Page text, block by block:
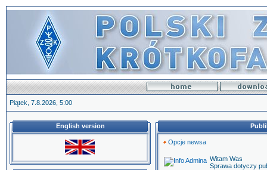
Piątek, 7.8.2026, 5:00
English version
Opcje newsa
Witam Was
Sprawa dotyczy